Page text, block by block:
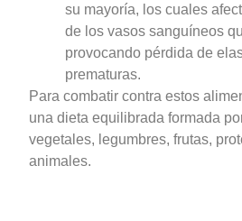
su mayoría, los cuales
de los vasos sanguíneos
provocando pérdida de
prematuras.
Para combatir contra estos
una dieta equilibrada formada
vegetales, legumbres, frutas,
animales.